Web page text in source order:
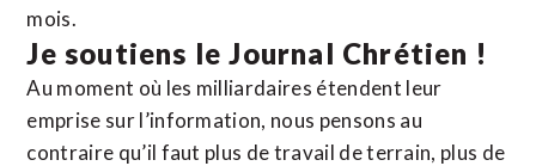
mois.
Je soutiens le Journal Chrétien !
Au moment où les milliardaires étendent leur
emprise sur l’information, nous pensons au
contraire qu’il faut plus de travail de terrain, plus de